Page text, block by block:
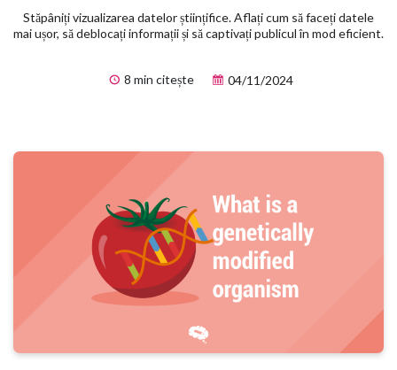
Stăpâniți vizualizarea datelor științifice. Aflați cum să faceți datele
mai ușor, să deblocați informații și să captivați publicul în mod eficient.
8 min citește 04/11/2024